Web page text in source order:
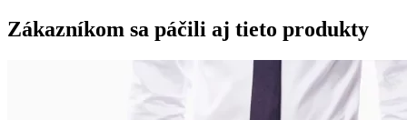
Zákazníkom sa páčili aj tieto produkty